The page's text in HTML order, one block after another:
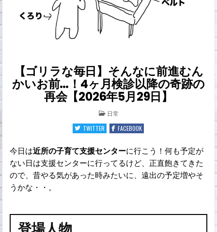
【ゴリラな毎日】そんなに前進むん
かいお前…！4ヶ月検診以降の奇跡の
再会【2026年5月29日】
POSTED
IN
日常
TWITTER
FACEBOOK
今日は近所の子育て支援センターに行こう！何も予定が
ない日は支援センターに行ってるけど、正直飽きてきた
ので、昔やる気があった時みたいに、遠出の予定増やそ
うかな・・。